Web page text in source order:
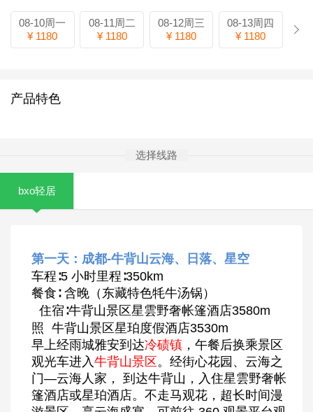
08-10周一
¥ 1180
08-11周二
¥ 1180
08-12周三
¥ 1180
08-13周四
¥ 1180
产品特色
选择线路
bxo轻居
第一天：成都-牛背山云海、日落、星空
车程∶5 小时里程∶350km
餐食∶ 含晚（东藏特色牦牛汤锅）
住宿∶牛背山景区星雲野奢帐篷酒店3580m
照 牛背山景区星珀度假酒店3530m
早上经雨城雅安到达冷碛镇 ，午餐后换乘景区
观光车进入 牛背山景区。经街心花园、云海之
门—云海人家， 到达牛背山，入住星雲野奢帐
篷酒店或星珀酒店。不走马观花，超长时间漫